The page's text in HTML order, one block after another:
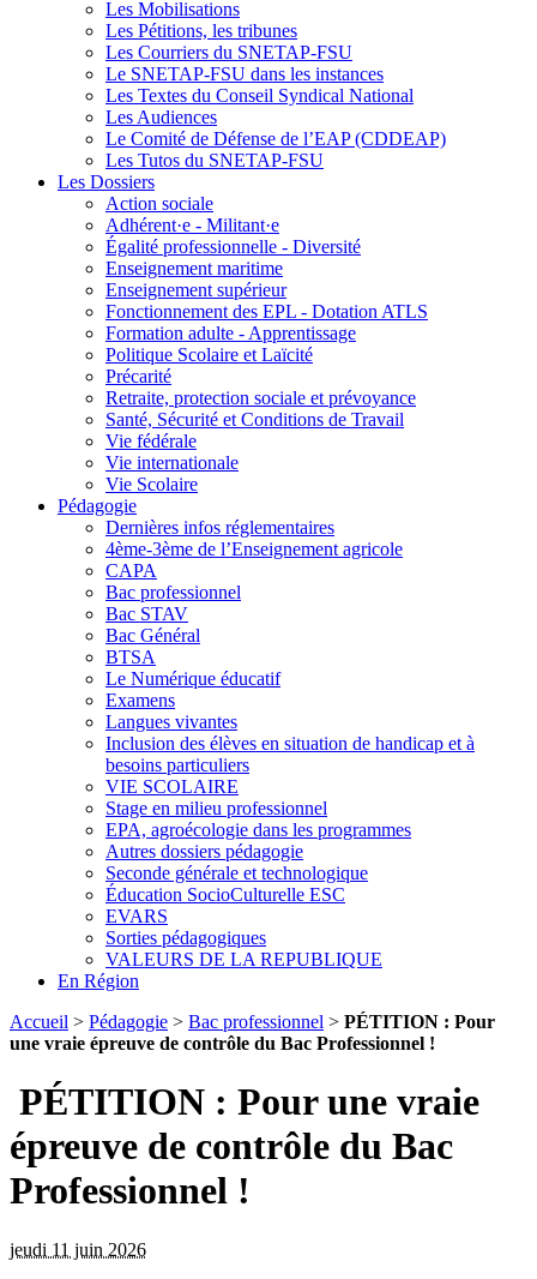
Les Mobilisations
Les Pétitions, les tribunes
Les Courriers du SNETAP-FSU
Le SNETAP-FSU dans les instances
Les Textes du Conseil Syndical National
Les Audiences
Le Comité de Défense de l’EAP (CDDEAP)
Les Tutos du SNETAP-FSU
Les Dossiers
Action sociale
Adhérent·e - Militant·e
Égalité professionnelle - Diversité
Enseignement maritime
Enseignement supérieur
Fonctionnement des EPL - Dotation ATLS
Formation adulte - Apprentissage
Politique Scolaire et Laïcité
Précarité
Retraite, protection sociale et prévoyance
Santé, Sécurité et Conditions de Travail
Vie fédérale
Vie internationale
Vie Scolaire
Pédagogie
Dernières infos réglementaires
4ème-3ème de l’Enseignement agricole
CAPA
Bac professionnel
Bac STAV
Bac Général
BTSA
Le Numérique éducatif
Examens
Langues vivantes
Inclusion des élèves en situation de handicap et à
besoins particuliers
VIE SCOLAIRE
Stage en milieu professionnel
EPA, agroécologie dans les programmes
Autres dossiers pédagogie
Seconde générale et technologique
Éducation SocioCulturelle ESC
EVARS
Sorties pédagogiques
VALEURS DE LA REPUBLIQUE
En Région
Accueil > Pédagogie > Bac professionnel > PÉTITION : Pour
une vraie épreuve de contrôle du Bac Professionnel !
PÉTITION : Pour une vraie
épreuve de contrôle du Bac
Professionnel !
jeudi 11 juin 2026